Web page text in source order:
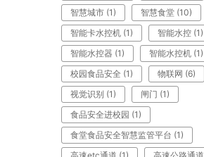
智慧城市 (1) 智慧食堂 (10)
智能卡水控机 (1) 智能水控 (1)
智能水控器 (1) 智能水控机 (1)
校园食品安全 (1) 物联网 (6)
视觉识别 (1) 闸门 (1)
食品安全进校园 (1)
食堂食品安全智慧监管平台 (1)